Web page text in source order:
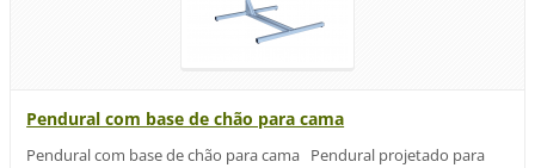
Pendural com base de chão para cama
Pendural com base de chão para cama Pendural projetado para